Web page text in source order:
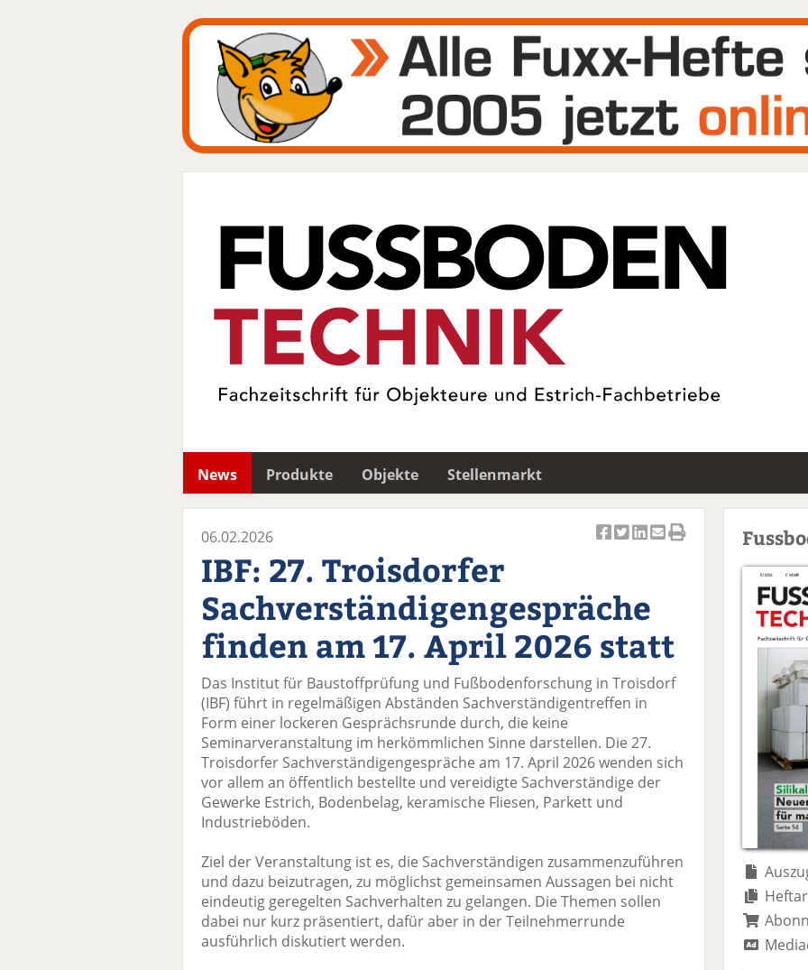
News Produkte Objekte
Stellenmarkt
el
uf
ac
e
o
o
k
te
n
k
el
t
wi
er
n
el
uf
n
k
di
n
te
n
p
er
E
m
er
se
e
n
D
ru
ck
e
06.02.2026
IBF: 27. Troisdorfer
Sachverständigengespräche
finden am 17. April 2026 statt
Das Institut für Baustoffprüfung und Fußbodenforschung in Troisdorf
(IBF) führt in regelmäßigen Abständen Sachverständigentreffen in
Form einer lockeren Gesprächsrunde durch, die keine
Seminarveranstaltung im herkömmlichen Sinne darstellen. Die 27.
Troisdorfer Sachverständigengespräche am 17. April 2026 wenden sich
vor allem an öffentlich bestellte und vereidigte Sachverständige der
Gewerke Estrich, Bodenbelag, keramische Fliesen, Parkett und
Industrieböden.
Ziel der Veranstaltung ist es, die Sachverständigen zusammenzuführen
und dazu beizutragen, zu möglichst gemeinsamen Aussagen bei nicht
eindeutig geregelten Sachverhalten zu gelangen. Die Themen sollen
dabei nur kurz präsentiert, dafür aber in der Teilnehmerrunde
ausführlich diskutiert werden.